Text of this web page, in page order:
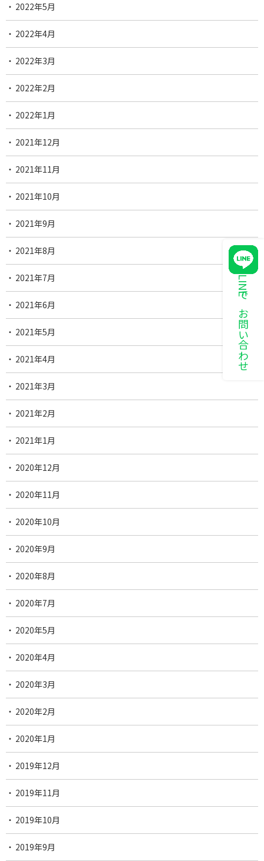
LINEでお問い合わせ
2022年5月
2022年4月
2022年3月
2022年2月
2022年1月
2021年12月
2021年11月
2021年10月
2021年9月
2021年8月
2021年7月
2021年6月
2021年5月
2021年4月
2021年3月
2021年2月
2021年1月
2020年12月
2020年11月
2020年10月
2020年9月
2020年8月
2020年7月
2020年5月
2020年4月
2020年3月
2020年2月
2020年1月
2019年12月
2019年11月
2019年10月
2019年9月